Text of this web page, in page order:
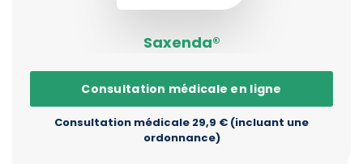
Saxenda®
Consultation médicale en ligne
Consultation médicale 29,9 € (incluant une
ordonnance)